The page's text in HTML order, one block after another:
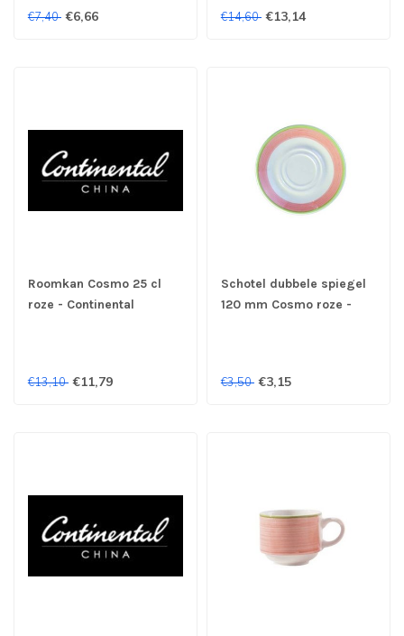
€7,40 €6,66 €14,60 €13,14
Roomkan Cosmo 25 cl
roze - Continental
€13,10 €11,79
Schotel dubbele spiegel
120 mm Cosmo roze -
€3,50 €3,15